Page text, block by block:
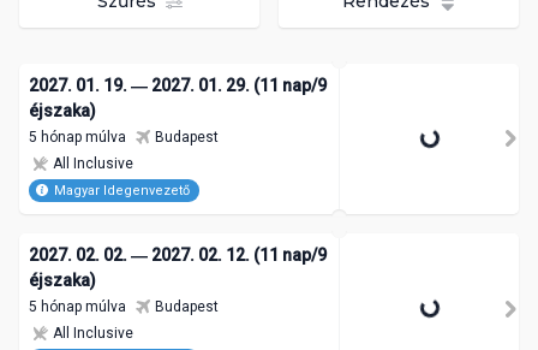
2027. 01. 19. ― 2027. 01. 29. (11 nap/9
éjszaka)
5 hónap múlva
Budapest
All Inclusive
Magyar Idegenvezető
2027. 02. 02. ― 2027. 02. 12. (11 nap/9
éjszaka)
5 hónap múlva
Budapest
All Inclusive